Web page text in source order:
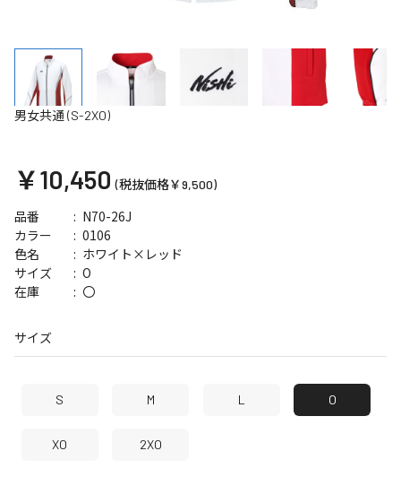
男女共通 (S-2XO)
￥10,450 (税抜価格￥9,500)
品番 N70-26J
サイズ O
カラー 0106
在庫 〇
色名 ホワイト×レッド
サイズ
S M L O
XO 2XO